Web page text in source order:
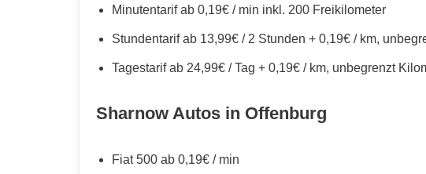
Minutentarif ab 0,19€ / min inkl. 200 Freikilometer
Stundentarif ab 13,99€ / 2 Stunden + 0,19€ / km,
Tagestarif ab 24,99€ / Tag + 0,19€ / km, unbegrenzt
Sharnow Autos in Offenburg
Fiat 500 ab 0,19€ / min